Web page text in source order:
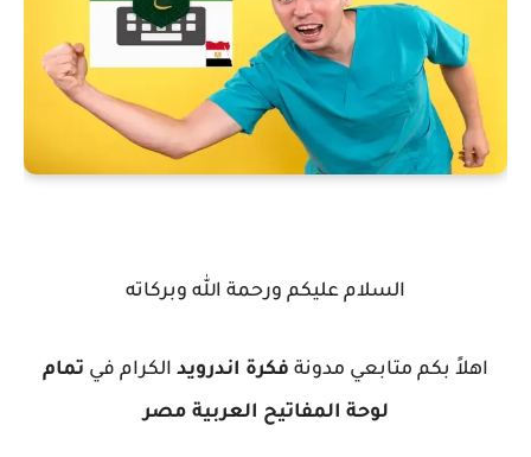
السلام عليكم ورحمة الله وبركاته
اهلاً بكم متابعي مدونة فكرة اندرويد الكرام في تمام
لوحة المفاتيح العربية مصر